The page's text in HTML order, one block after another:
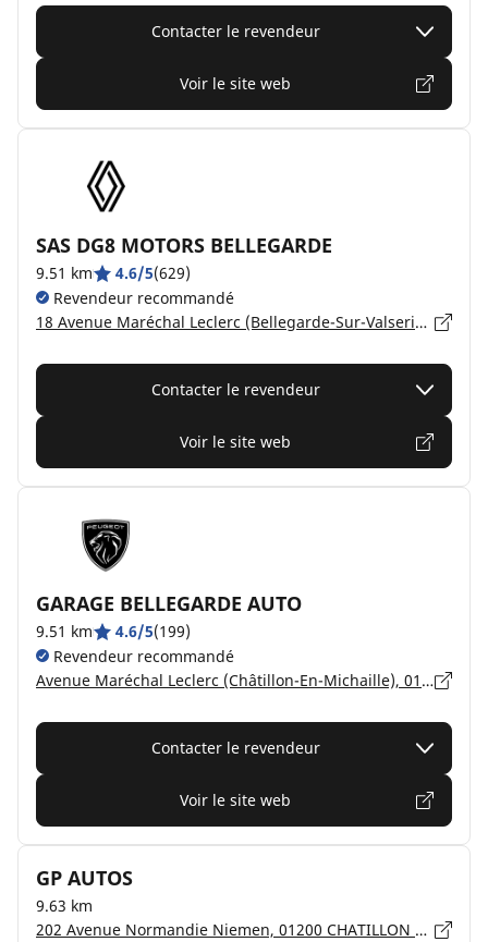
Contacter le revendeur
Voir le site web
SAS DG8 MOTORS BELLEGARDE
9.51 km 4.6/5(629)
Revendeur recommandé
18 Avenue Maréchal Leclerc (Bellegarde-Sur-Valserine), 01200 VALSERHÔNE
Contacter le revendeur
Voir le site web
GARAGE BELLEGARDE AUTO
9.51 km 4.6/5(199)
Revendeur recommandé
Avenue Maréchal Leclerc (Châtillon-En-Michaille), 01200 VALSERHÔNE
Contacter le revendeur
Voir le site web
GP AUTOS
9.63 km
202 Avenue Normandie Niemen, 01200 CHATILLON EN MICHAILLE